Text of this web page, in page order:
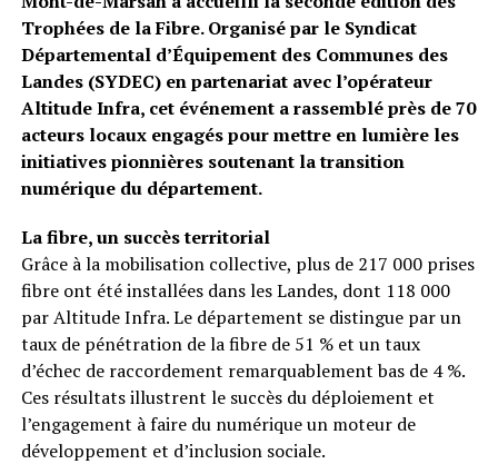
Trophées de la Fibre. Organisé par le Syndicat
Départemental d’Équipement des Communes des
Landes (SYDEC) en partenariat avec l’opérateur
Altitude Infra, cet événement a rassemblé près de 70
acteurs locaux engagés pour mettre en lumière les
initiatives pionnières soutenant la transition
numérique du département.
La fibre, un succès territorial
Grâce à la mobilisation collective, plus de 217 000 prises
fibre ont été installées dans les Landes, dont 118 000
par Altitude Infra. Le département se distingue par un
taux de pénétration de la fibre de 51 % et un taux
d’échec de raccordement remarquablement bas de 4 %.
Ces résultats illustrent le succès du déploiement et
l’engagement à faire du numérique un moteur de
développement et d’inclusion sociale.